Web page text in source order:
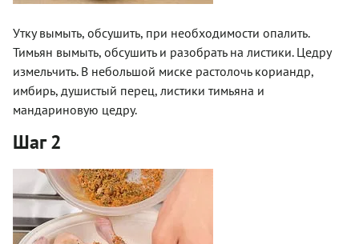
Утку вымыть, обсушить, при необходимости опалить.
Тимьян вымыть, обсушить и разобрать на листики. Цедру
измельчить. В небольшой миске растолочь кориандр,
имбирь, душистый перец, листики тимьяна и
мандариновую цедру.
Шаг 2